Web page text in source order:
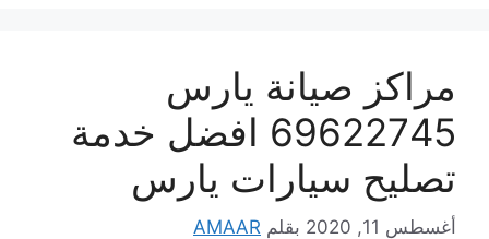
مراكز صيانة يارس
69622745 افضل خدمة
تصليح سيارات يارس
أغسطس 11, 2020 بقلم AMAAR